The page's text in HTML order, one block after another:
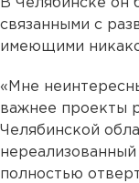
В Челябинске он
связанными с
имеющими
«Мне
важнее проекты
Челябинской
нереализованный
полностью